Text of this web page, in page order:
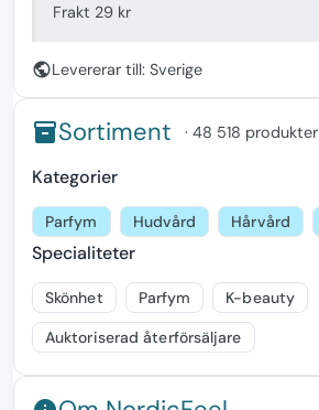
Frakt 29 kr
publicLevererar till: Sverige
inventorySortiment · 48 518 produkter
Kategorier
Parfym Hudvård Hårvård
Specialiteter
Skönhet Parfym
K-beauty
Auktoriserad återförsäljare